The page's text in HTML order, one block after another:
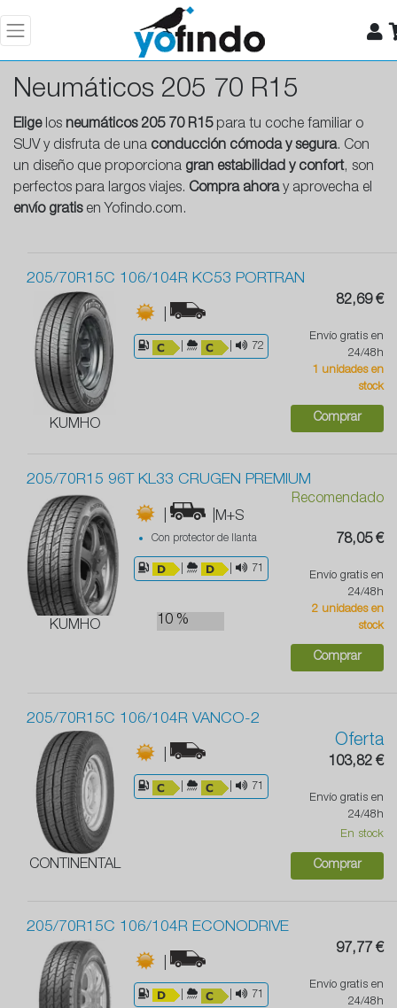
Neumáticos 205 70 R15
Eligelos neumáticos 205 70 R15para tu coche familiar o
SUV y disfruta de una conducción cómoda y segura. Con
un diseño que proporciona gran estabilidad y confort, son
perfectos para largos viajes. Compra ahoray aprovecha el
envío gratisen Yofindo.com.
205/70R15C 106/104R KC53 PORTRAN
KUMHO
|
72
82,69 €
Envío gratis en
24/48h
1 unidades en
stock
Comprar
205/70R15 96T KL33 CRUGEN PREMIUM
KUMHO
| |M+S
Con protector de llanta
71
10 %
Recomendado
78,05 €
Envío gratis en
24/48h
2 unidades en
stock
Comprar
205/70R15C 106/104R VANCO-2
CONTINENTAL
|
71
Oferta
103,82 €
Envío gratis en
24/48h
En stock
Comprar
205/70R15C 106/104R ECONODRIVE
|
71
97,77 €
Envío gratis en
24/48h